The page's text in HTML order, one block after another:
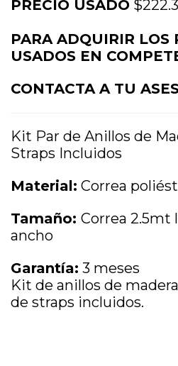
PRECIO USADO
PARA ADQUIRIR LOS
USADOS EN
CONTACTA A TU
Kit Par de Anillos de
Straps Incluidos
Material: Correa
Tamaño: Correa 2.5mt
ancho
Garantía: 3 meses
Kit de anillos de
de straps incluidos.